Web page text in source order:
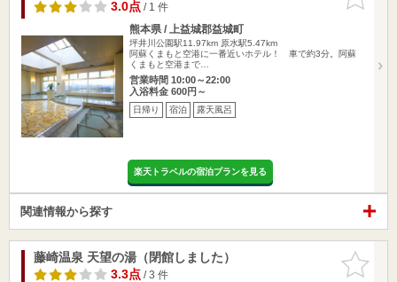
りに追加
3.0点/ 1 件
熊本県 / 上益城郡益城町
坪井川公園駅11.97km 原水駅5.47km
阿蘇くまもと空港に一番近いホテル！ 車で約3分。阿蘇
くまもと空港まで…
営業時間 10:00～22:00
入浴料金 600円～
日帰り 宿泊 露天風呂
楽天トラベルの宿泊プランを見る
関連情報から探す
お気に入
りに追加
藤崎温泉 天望の湯（閉館しました）
3.3点/ 3 件